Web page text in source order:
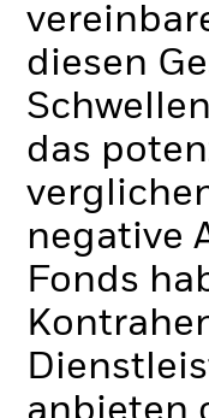
diesen
das
negative
Fonds